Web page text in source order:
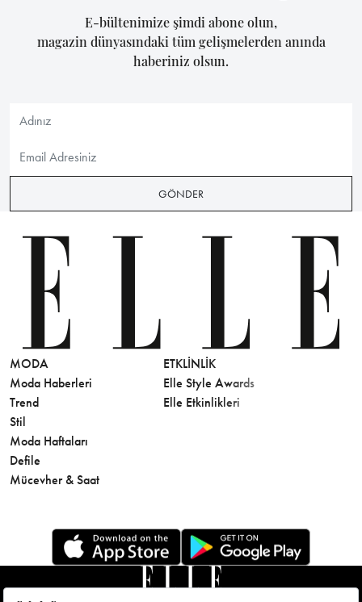
E-bültenimize şimdi abone olun,
magazin dünyasındaki tüm gelişmelerden anında
haberiniz olsun.
GÖNDER
MODA
Moda Haberleri
Trend
Stil
Moda Haftaları
Defile
Mücevher & Saat
ETKLINLIK
Elle Style Awards
Elle Etkinlikleri